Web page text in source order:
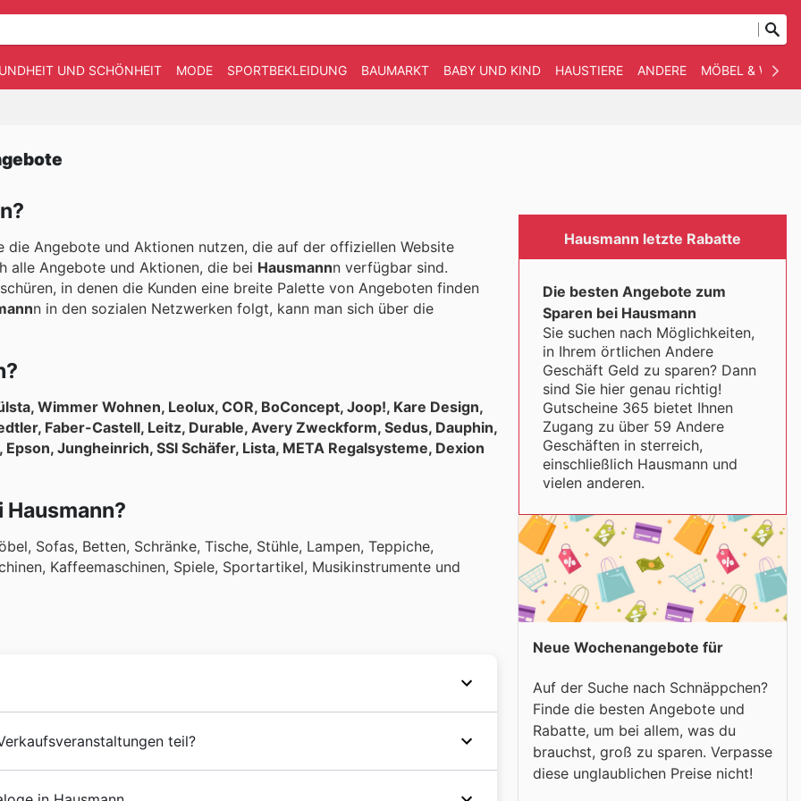
UND SCHÖNHEIT MODE SPORTBEKLEIDUNG BAUMARKT BABY UND KIND HAUSTIERE ANDERE MÖBEL &
die Angebote und Aktionen nutzen, die auf der offiziellen Website
alle Angebote und Aktionen, die bei Hausmannn verfügbar sind.
in denen die Kunden eine breite Palette von Angeboten finden
n in den sozialen Netzwerken folgt, kann man sich über die
Wimmer Wohnen, Leolux, COR, BoConcept, Joop!, Kare Design,
Faber-Castell, Leitz, Durable, Avery Zweckform, Sedus, Dauphin,
Jungheinrich, SSI Schäfer, Lista, META Regalsysteme, Dexion
Sofas, Betten, Schränke, Tische, Stühle, Lampen, Teppiche,
Kaffeemaschinen, Spiele, Sportartikel, Musikinstrumente und
Anfang an war es das Ziel von
der führenden Marken auf dem Markt zu versorgen. In
Expansionsprozess mit der Aufnahme einer großen Anzahl von
teil?
Hausmann letzte Rabatte
Die besten Angebote zum
Sparen bei Hausmann
Sie suchen nach Möglichkeiten,
in Ihrem örtlichen Andere
Geschäft Geld zu sparen? Dann
sind Sie hier genau richtig!
Gutscheine 365 bietet Ihnen
Zugang zu über 59 Andere
Geschäften in sterreich,
einschließlich Hausmann und
vielen anderen.
Neue Wochenangebote für
Auf der Suche nach Schnäppchen?
Finde die besten Angebote und
Rabatte, um bei allem, was du
brauchst, groß zu sparen. Verpasse
diese unglaublichen Preise nicht!